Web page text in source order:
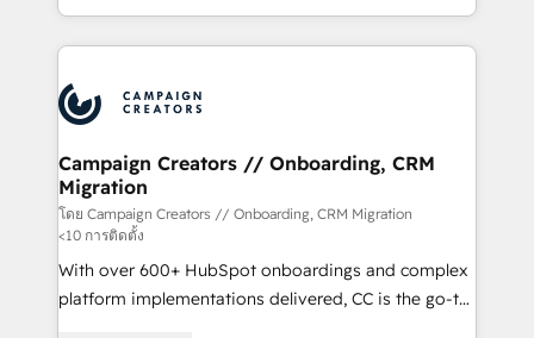
ROI from your HubSpot investment. Use our
extensive HubSpot, sales, marketing, service and
HubSpot journey, design and implement your
processes and skilfully bring your revenue
infrastructure to life. Our collaborative approach
keeps you in control whilst we plan and support the
route to your revenue goals. We have successfully
supported over 500 organisations with HubSpot
implementation, optimisation, training, and
adoption assurance. Our tried and tested Roadmap
Campaign Creators // Onboarding, CRM
Migration
โดย Campaign Creators // Onboarding, CRM Migration
<10 การติดตั้ง
With over 600+ HubSpot onboardings and complex
platform implementations delivered, CC is the go-to